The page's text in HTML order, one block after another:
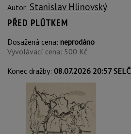
Autor: Stanislav Hlinovský
PŘED PLŮTKEM
Dosažená cena: neprodáno
Vyvolávací cena: 500 Kč
Konec dražby: 08.07.2026 20:57 SELČ